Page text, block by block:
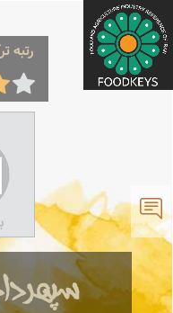
رتبه ×
معرفی
تاریخچه